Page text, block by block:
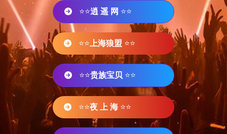
⭐⭐逍 遥 网 ⭐⭐
⭐⭐ 上海狼盟 ⭐⭐
⭐⭐贵族宝贝 ⭐⭐
⭐⭐夜 上 海 ⭐⭐